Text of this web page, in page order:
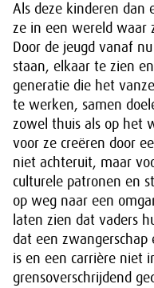
Als deze kinderen dan
ze in een wereld waar
Door de jeugd vanaf
staan, elkaar te zien
generatie die het
te werken, samen
zowel thuis als op het
voor ze creëren door
niet achteruit, maar
culturele patronen en
op weg naar een
laten zien dat vaders
dat een
is en een carrière niet
grensoverschrijdend